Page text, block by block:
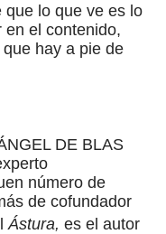
lo que ve es lo
en el contenido,
hay a pie de
DE BLAS
número de
de cofundador
Ástura, es el autor